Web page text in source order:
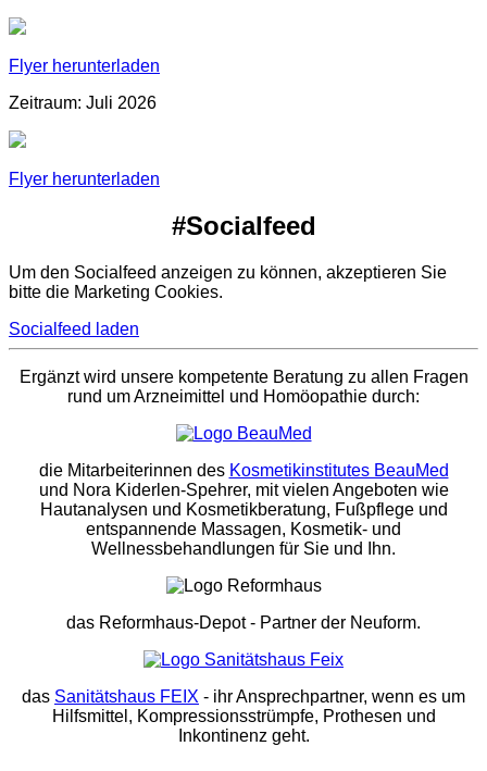
Flyer herunterladen
Zeitraum: Juli 2026
Flyer herunterladen
#Socialfeed
Um den Socialfeed anzeigen zu können, akzeptieren Sie
bitte die Marketing Cookies.
Socialfeed laden
Ergänzt wird unsere kompetente Beratung zu allen Fragen
rund um Arzneimittel und Homöopathie durch:
die Mitarbeiterinnen des Kosmetikinstitutes BeauMed
und Nora Kiderlen-Spehrer, mit vielen Angeboten wie
Hautanalysen und Kosmetikberatung, Fußpflege und
entspannende Massagen, Kosmetik- und
Wellnessbehandlungen für Sie und Ihn.
das Reformhaus-Depot- Partner der Neuform.
das Sanitätshaus FEIX - ihr Ansprechpartner, wenn es um
Hilfsmittel, Kompressionsstrümpfe, Prothesen und
Inkontinenz geht.